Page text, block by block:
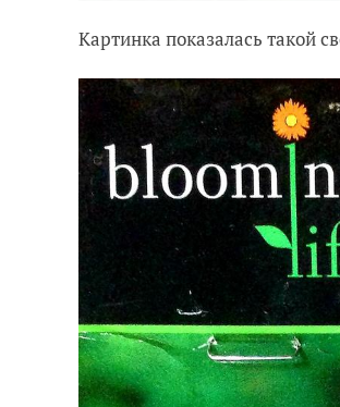
Картинка показалась такой